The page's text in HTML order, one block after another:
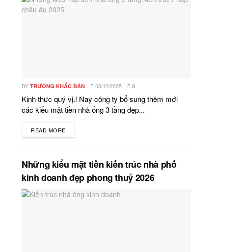
BY TRƯƠNG KHẮC BẢN 08/12/2025 8
Kinh thưc quý vị.! Nay công ty bổ sung thêm mới
các kiểu mặt tiền nhà ống 3 tầng đẹp...
READ MORE
Những kiểu mặt tiền kiến trúc nhà phố
kinh doanh đẹp phong thuỷ 2026